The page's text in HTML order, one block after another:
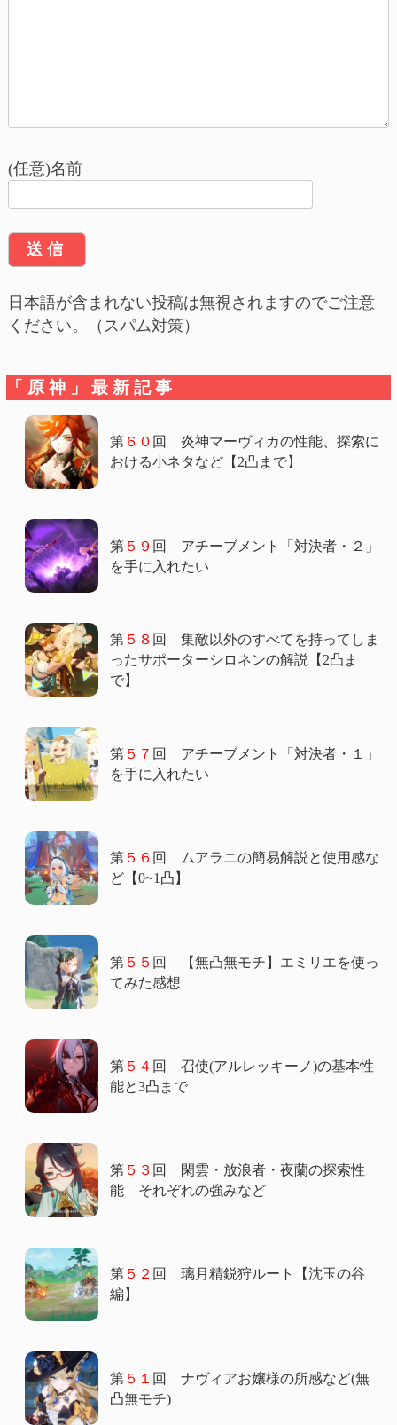
ン
(任意)名前
日本語が含まれない投稿は無視されますのでご注意
ください。（スパム対策）
「原神」最新記事
第６０ 回 炎神マーヴィカの性能、探索に
おける小ネタなど【2凸まで】
第５９ 回 アチーブメント「対決者・２」
を手に入れたい
第５８ 回 集敵以外のすべてを持ってしま
ったサポーターシロネンの解説【2凸ま
で】
第５７ 回 アチーブメント「対決者・１」
を手に入れたい
第５６ 回 ムアラニの簡易解説と使用感な
ど【0~1凸】
第５５ 回 【無凸無モチ】エミリエを使っ
てみた感想
第５４ 回 召使(アルレッキーノ)の基本性
能と3凸まで
第５３ 回 閑雲・放浪者・夜蘭の探索性
能 それぞれの強みなど
第５２ 回 璃月精鋭狩ルート【沈玉の谷
編】
第５１ 回 ナヴィアお嬢様の所感など(無
凸無モチ)